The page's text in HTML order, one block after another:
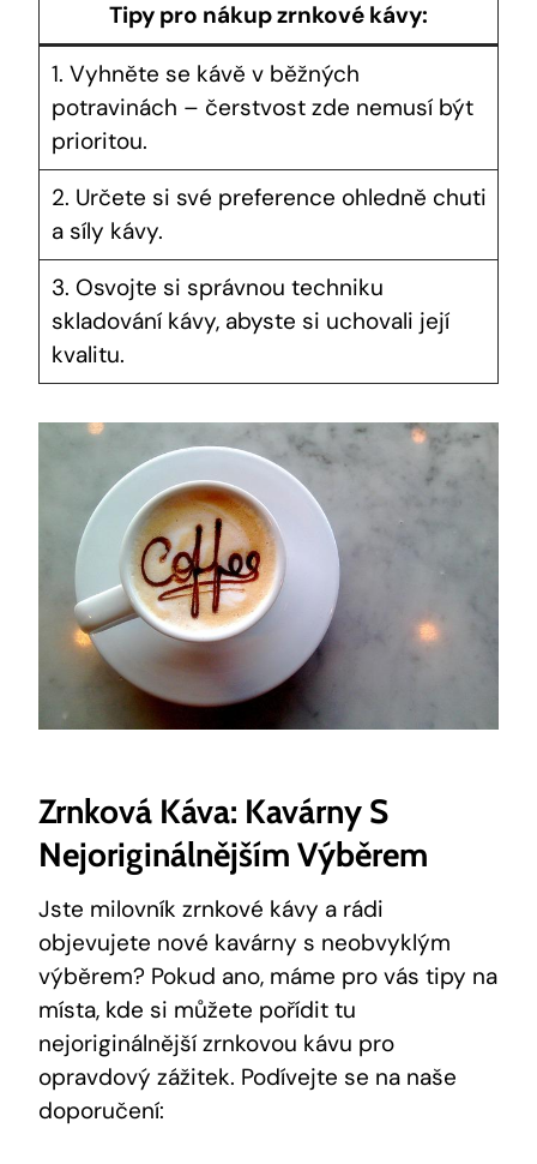
Tipy pro nákup zrnkové kávy:
1. Vyhněte se kávě v běžných
potravinách – čerstvost zde nemusí být
prioritou.
2. Určete si své preference ohledně chuti
a síly kávy.
3. Osvojte si správnou techniku
skladování kávy, abyste si uchovali její
kvalitu.
Zrnková Káva: Kavárny S
Nejoriginálnějším Výběrem
Jste milovník zrnkové kávy a rádi
objevujete nové kavárny s neobvyklým
výběrem? Pokud ano, máme pro vás tipy na
místa, kde si můžete pořídit tu
nejoriginálnější zrnkovou kávu pro
opravdový zážitek. Podívejte se na naše
doporučení: